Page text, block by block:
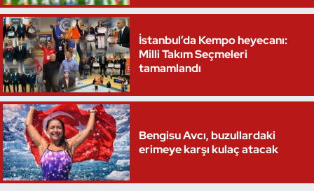
İstanbul’da Kempo heyecanı:
Milli Takım Seçmeleri
tamamlandı
Bengisu Avcı, buzullardaki
erimeye karşı kulaç atacak
Triatlon
Voleybol
Vücut Geliştirme Fitness
Wushu Kungfu
Yelken